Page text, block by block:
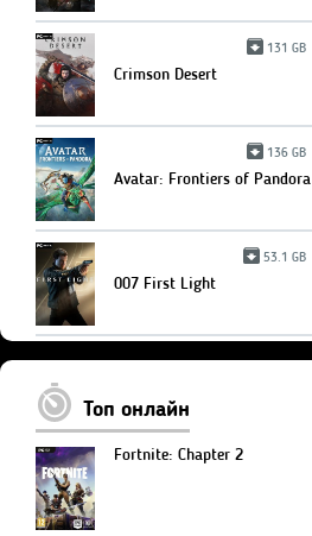
131 GB
Crimson Desert
136 GB
Avatar: Frontiers of Pandora
53.1 GB
007 First Light
Топ онлайн
Fortnite: Chapter 2